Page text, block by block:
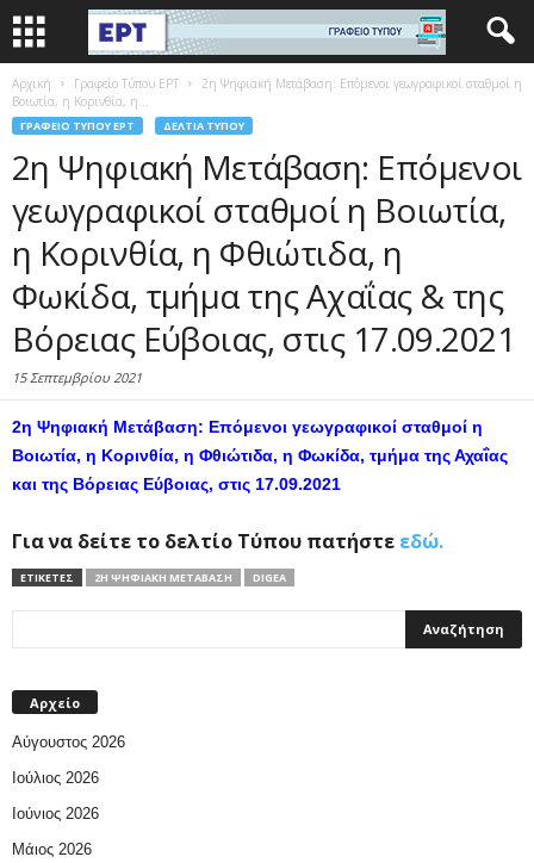
Αρχική Γραφείο Τύπου ΕΡΤ
2η Ψηφιακή Μετάβαση: Επόμενοι γεωγραφικοί σταθμοί η
Βοιωτία, η Κορινθία, η...
ΓΡΑΦΕΊΟ ΤΎΠΟΥ ΕΡΤ ΔΕΛΤΊΑ ΤΎΠΟΥ
2η Ψηφιακή Μετάβαση: Επόμενοι
γεωγραφικοί σταθμοί η Βοιωτία,
η Κορινθία, η Φθιώτιδα, η
Φωκίδα, τμήμα της Αχαΐας & της
Βόρειας Εύβοιας, στις 17.09.2021
15 Σεπτεμβρίου 2021
2η Ψηφιακή Μετάβαση: Επόμενοι γεωγραφικοί σταθμοί η
Βοιωτία, η Κορινθία, η Φθιώτιδα, η Φωκίδα, τμήμα της Αχαΐας
και της Βόρειας Εύβοιας, στις 17.09.2021
Για να δείτε το δελτίο Τύπου πατήστε εδώ.
ΕΤΙΚΕΤΕΣ 2Η ΨΗΦΙΑΚΉ ΜΕΤΆΒΑΣΗ DIGEA
Αρχείο
Αύγουστος 2026
Ιούλιος 2026
Ιούνιος 2026
Μάιος 2026